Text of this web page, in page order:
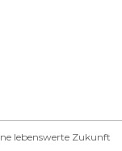
lebenswerte Zukunft